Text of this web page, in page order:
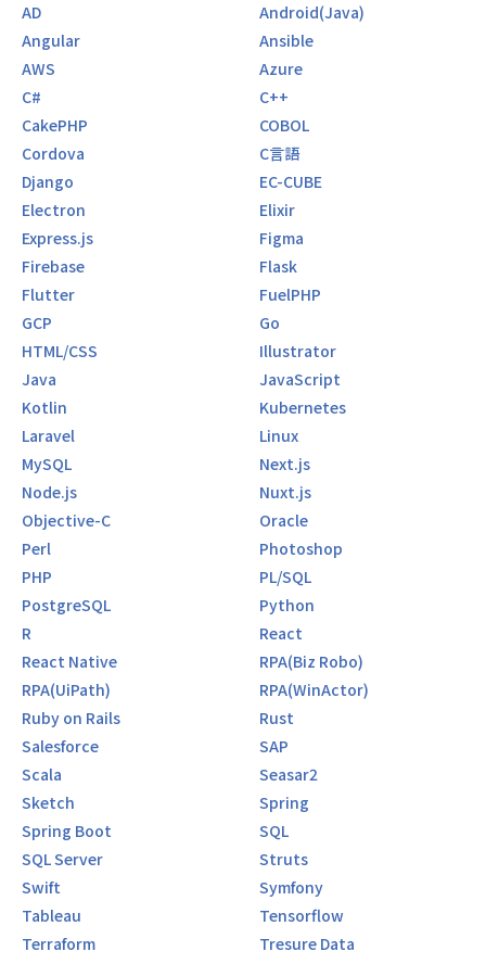
AD
Android(Java)
Angular
Ansible
AWS
Azure
C#
C++
CakePHP
COBOL
Cordova
C言語
Django
EC-CUBE
Electron
Elixir
Express.js
Figma
Firebase
Flask
Flutter
FuelPHP
GCP
Go
HTML/CSS
Illustrator
Java
JavaScript
Kotlin
Kubernetes
Laravel
Linux
MySQL
Next.js
Node.js
Nuxt.js
Objective-C
Oracle
Perl
Photoshop
PHP
PL/SQL
PostgreSQL
Python
R
React
React Native
RPA(Biz Robo)
RPA(UiPath)
RPA(WinActor)
Ruby on Rails
Rust
Salesforce
SAP
Scala
Seasar2
Sketch
Spring
Spring Boot
SQL
SQL Server
Struts
Swift
Symfony
Tableau
Tensorflow
Terraform
Tresure Data